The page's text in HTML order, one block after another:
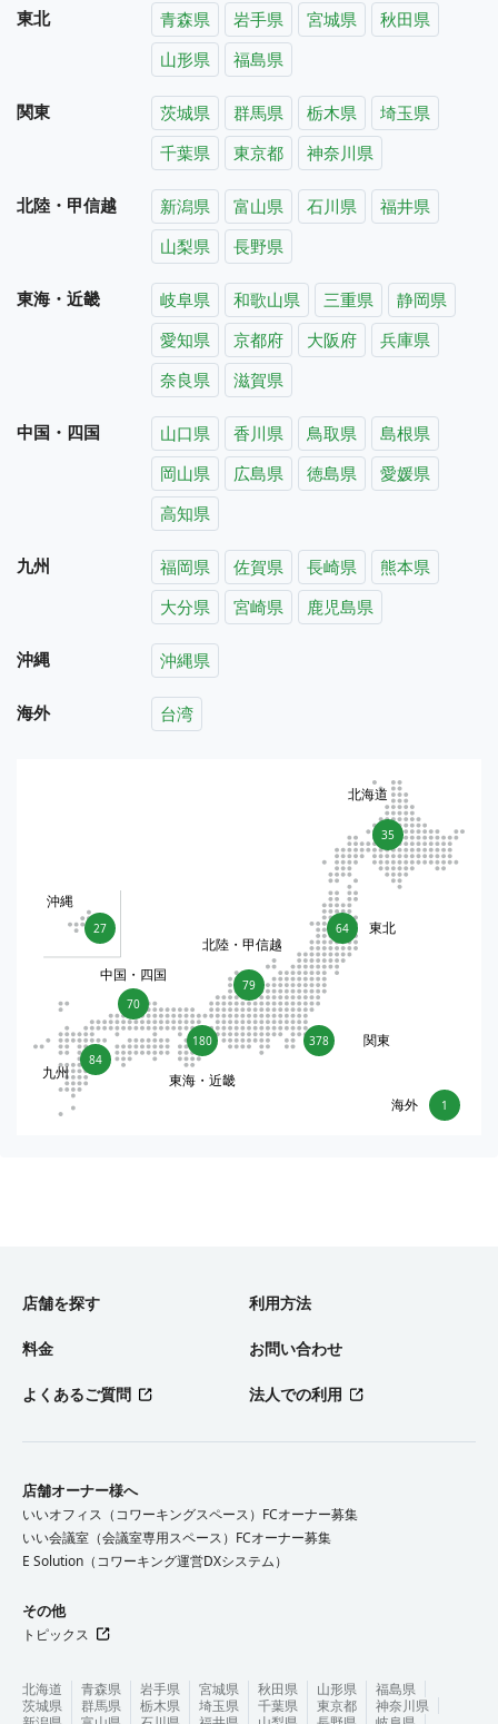
東北 青森県 岩手県 宮城県
秋田県
山形県
福島県
関東 茨城県 群馬県 栃木県
埼玉県
千葉県
東京都 神奈川県
北陸・甲信越 新潟県 富山県 石川県
福井県
山梨県
長野県
東海・近畿 岐阜県 和歌山県 三重県
静岡県
愛知県
京都府 大阪府
兵庫県
奈良県
滋賀県
中国・四国 山口県 香川県 鳥取県
島根県
岡山県
広島県 徳島県
愛媛県
高知県
九州 福岡県 佐賀県 長崎県
熊本県
大分県
宮崎県 鹿児島県
沖縄 沖縄県
海外 台湾
35
北海道
64 東北
378 関東
79
北陸・甲信越
180
東海・近畿
70
中国・四国
84
九州
27
沖縄
1
海外
店舗を探す 利用方法
料金 お問い合わせ
よくあるご質問 法人での利用
店舗オーナー様へ
いいオフィス（コワーキングスペース）FCオーナー募集
いい会議室（会議室専用スペース）FCオーナー募集
E Solution（コワーキング運営DXシステム）
その他
トピックス
北海道 青森県 岩手県 宮城県 秋田県 山形県
福島県
茨城県
群馬県 栃木県 埼玉県 千葉県 東京都
神奈川県